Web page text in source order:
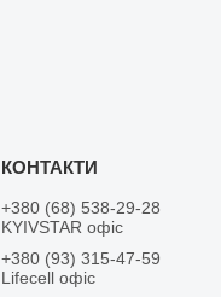
+380 (68) 538-29-28
KYIVSTAR офіс
+380 (93) 315-47-59
Lifecell офіс